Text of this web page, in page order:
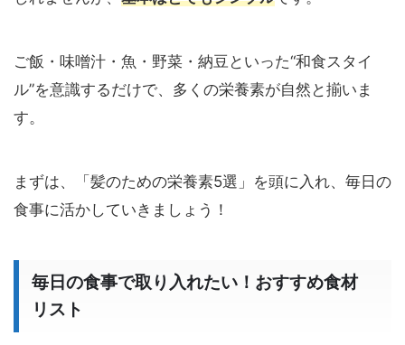
ご飯・味噌汁・魚・野菜・納豆といった“和食スタイ
ル”を意識するだけで、多くの栄養素が自然と揃いま
す。
まずは、「髪のための栄養素5選」を頭に入れ、毎日の
食事に活かしていきましょう！
毎日の食事で取り入れたい！おすすめ食材
リスト